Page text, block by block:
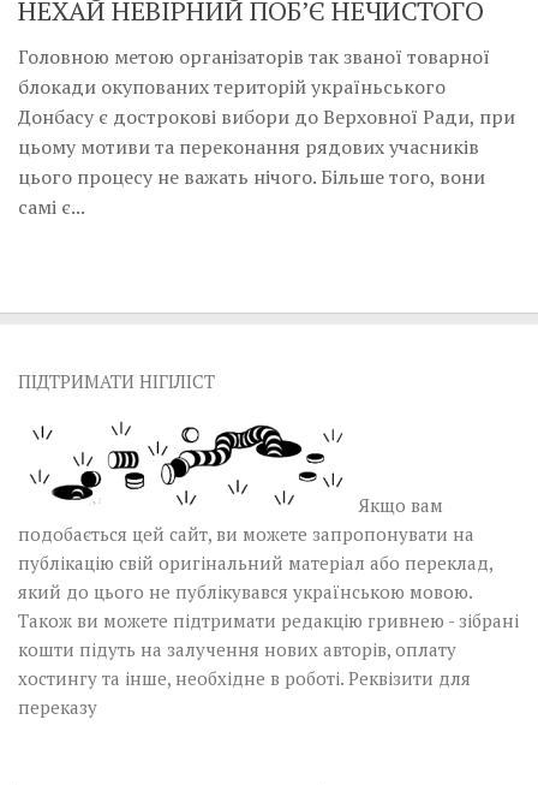
Inter/antinational
НЕХАЙ НЕВІРНИЙ ПОБ’Є НЕЧИСТОГО
Головною метою організаторів так званої товарної
блокади окупованих територій україньського
Донбасу є дострокові вибори до Верховної Ради, при
цьому мотиви та переконання рядових учасників
цього процесу не важать нічого. Більше того, вони
самі є...
ПІДТРИМАТИ НІГІЛІСТ
Якщо вам
подобається цей сайт, ви можете запропонувати на
публікацію свій оригінальний матеріал або переклад,
який до цього не публікувався українською мовою.
Також ви можете підтримати редакцію гривнею - зібрані
кошти підуть на залучення нових авторів, оплату
хостингу та інше, необхідне в роботі. Реквізити для
переказу